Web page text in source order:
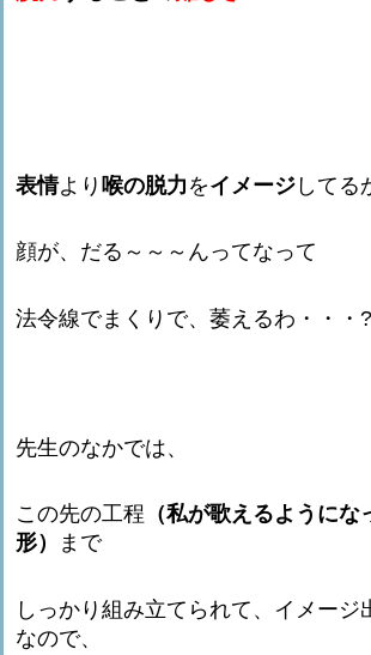
表情より 喉の脱力 をイメージ してる
顔が、だる～～～んってなって
法令線でまくりで、萎えるわ・・・?
先生のなかでは、
この先の工程 （私が歌えるように
形）
まで
しっかり組み立てられて、イメージ
なので、